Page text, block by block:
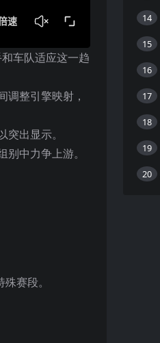
车队适应这一趋
整引擎映射，
出显示。
中力争上游。
赛段。
14
15
16
17
18
19
20